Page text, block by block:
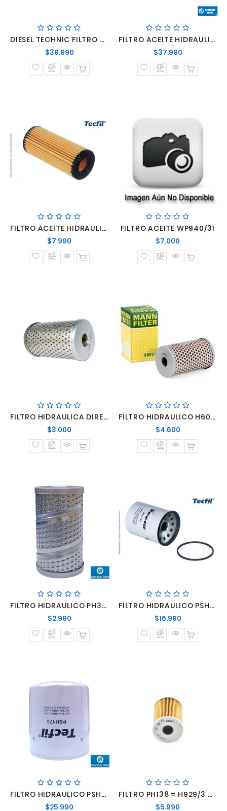
DIESEL TECHNIC FILTRO CENTRIFUGO SCANIA SERIE 5 DC13
$39.990Precio
normal
FILTRO ACEITE HIDRAULICO CAMIONES MAN/DAF/IVECO/RENAULT/VOLVO
$37.990Precio
normal
FILTRO ACEITE HIDRAULICO PEH314 CAJA CAMBIO VOLVO FH12 2004-> RENAULT
$7.990
normal
FILTRO ACEITE WP940/31
$7.000
normal
FILTRO HIDRAULICA DIRECC M.BENZ H601/4
$3.000
normal
FILTRO HIDRAULICO H601/4
$4.600Precio
normal
FILTRO HIDRAULICO PH346 = H601/4
$2.990Precio
normal
FILTRO HIDRAULICO PSH111 / W1338 / LF680
$16.990Precio
normal
FILTRO HIDRAULICO PSH173 = W9023/1 = W930/14 CAJA CAMBIO SCANIA S-4
$25.990
FILTRO PH138 = H929/3 RETARDADOR SCANIA
$5.990